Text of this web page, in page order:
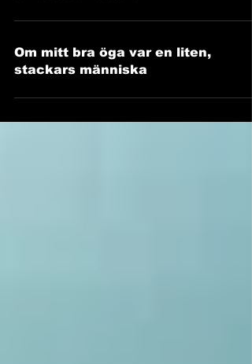
Om mitt bra öga var en liten,
stackars människa